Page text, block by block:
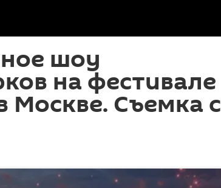
шоу
на фестивале
Москве. Съемка с